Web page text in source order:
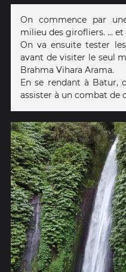
On commence par
milieu des girofliers. ... et
On va ensuite tester
avant de visiter le seul
Brahma Vihara Arama.
En se rendant à Batur,
assister à un combat de